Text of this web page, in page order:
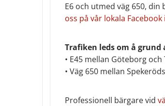
E6 och utmed väg 650,
oss på vår lokala
Trafiken leds om å grund
• E45 mellan Göteborg
• Väg 650 mellan
Professionell bärgare vid